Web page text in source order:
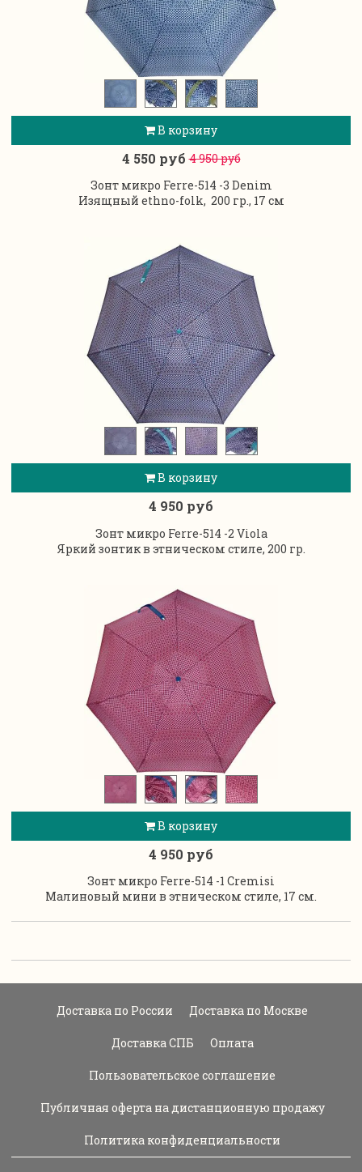
В корзину
4 550 руб4 950 руб
Зонт микро Ferre-514 -3 Denim
Изящный ethno-folk, 200 гр., 17 см
В корзину
4 950 руб
Зонт микро Ferre-514 -2 Viola
Яркий зонтик в этническом стиле, 200 гр.
В корзину
4 950 руб
Зонт микро Ferre-514 -1 Cremisi
Малиновый мини в этническом стиле, 17 см.
Доставка по России Доставка по Москве
Доставка СПБ Оплата
Пользовательское соглашение
Публичная оферта на дистанционную продажу
Политика конфиденциальности